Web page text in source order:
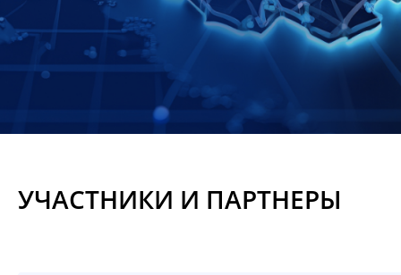
отчеты
Контакты
Материалы
УЧАСТНИКИ И ПАРТНЕРЫ